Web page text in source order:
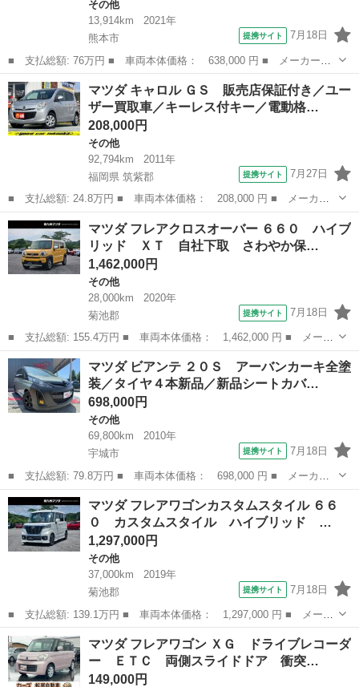
その他
13,914km
2021年
熊本市
提携サイト 7月18日
■ 支払総額: 76万円 ■ 車両本体価格： 638,000 円 ■ メーカー
名： マツダ ■ 車種名： キャロル ■ グレード名： ＧＬ ＲＢ
Ｓ ＣＤ コーナーセンサー アイドリングストップ オートライ
ト キーレス ■ ...
熊本 熊本市 その他
マツダ キャロル ＧＳ 販売店保証付き／ユー
ザー買取車／キーレス付キー／電動格…
208,000円
その他
92,794km
2011年
福岡県 筑紫郡
提携サイト 7月27日
■ 支払総額: 24.8万円 ■ 車両本体価格： 208,000 円 ■ メーカー
名： マツダ ■ 車種名： キャロル ■ グレード名： ＧＳ 販売
店保証付き／ユーザー買取車／キーレス付キー／電動格納ドアミラー
／パワーウィ...
福岡 筑紫郡 その他
マツダ フレアクロスオーバー ６６０ ハイブ
リッド ＸＴ 自社下取 さわやか保…
1,462,000円
その他
28,000km
2020年
菊池郡
提携サイト 7月18日
■ 支払総額: 155.4万円 ■ 車両本体価格： 1,462,000 円 ■ メーカ
ー名： マツダ ■ 車種名： フレアクロスオーバー ■ グレード
名： ６６０ ハイブリッド ＸＴ 自社下取 さわやか保証１年走
行無制限 ...
熊本 菊池郡 その他
マツダ ビアンテ ２０Ｓ アーバンカーキ全塗
装／タイヤ４本新品／新品シートカバ…
698,000円
その他
69,800km
2010年
宇城市
提携サイト 7月18日
■ 支払総額: 79.8万円 ■ 車両本体価格： 698,000 円 ■ メーカー
名： マツダ ■ 車種名： ビアンテ ■ グレード名： ２０Ｓ ア
ーバンカーキ全塗装／タイヤ４本新品／新品シートカバー／黒純アル
ミ／両側電動...
熊本 宇城市 その他
マツダ フレアワゴンカスタムスタイル ６６
０ カスタムスタイル ハイブリッド …
1,297,000円
その他
37,000km
2019年
菊池郡
提携サイト 7月18日
■ 支払総額: 139.1万円 ■ 車両本体価格： 1,297,000 円 ■ メーカ
ー名： マツダ ■ 車種名： フレアワゴンカスタムスタイル ■ グ
レード名： ６６０ カスタムスタイル ハイブリッド ＸＴ 自社
下取 さ...
熊本 菊池郡 その他
マツダ フレアワゴン ＸＧ ドライブレコーダ
ー ＥＴＣ 両側スライドドア 衝突…
149,000円